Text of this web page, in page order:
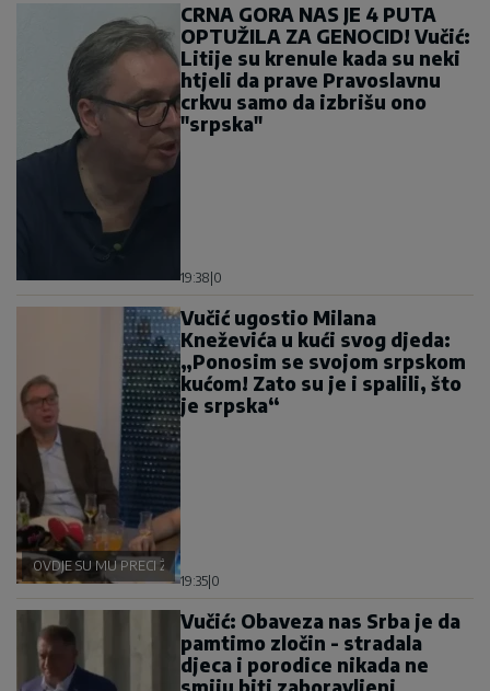
CRNA GORA NAS JE 4 PUTA
OPTUŽILA ZA GENOCID! Vučić:
Litije su krenule kada su neki
htjeli da prave Pravoslavnu
crkvu samo da izbrišu ono
"srpska"
19:38|0
OVDJE SU MU PRECI ŽIVJELI
Vučić ugostio Milana
Kneževića u kući svog djeda:
„Ponosim se svojom srpskom
kućom! Zato su je i spalili, što
je srpska“
19:35|0
Vučić: Obaveza nas Srba je da
pamtimo zločin - stradala
djeca i porodice nikada ne
smiju biti zaboravljeni